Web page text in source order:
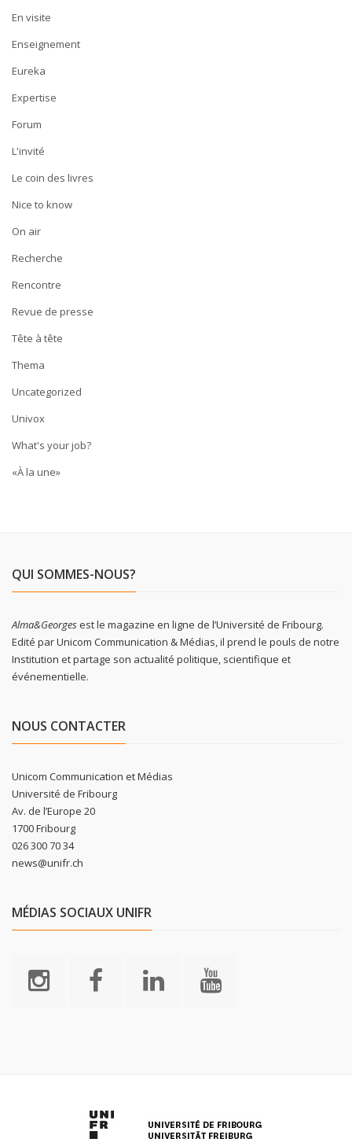
En visite
Enseignement
Eureka
Expertise
Forum
L'invité
Le coin des livres
Nice to know
On air
Recherche
Rencontre
Revue de presse
Tête à tête
Thema
Uncategorized
Univox
What's your job?
«À la une»
QUI SOMMES-NOUS?
Alma&Georgesest le magazine en ligne de l’Université de Fribourg.
Edité par Unicom Communication & Médias, il prend le pouls de notre
Institution et partage son actualité politique, scientifique et
événementielle.
NOUS CONTACTER
Unicom Communication et Médias
Université de Fribourg
Av. de l’Europe 20
1700 Fribourg
026 300 70 34
news@unifr.ch
MÉDIAS SOCIAUX UNIFR